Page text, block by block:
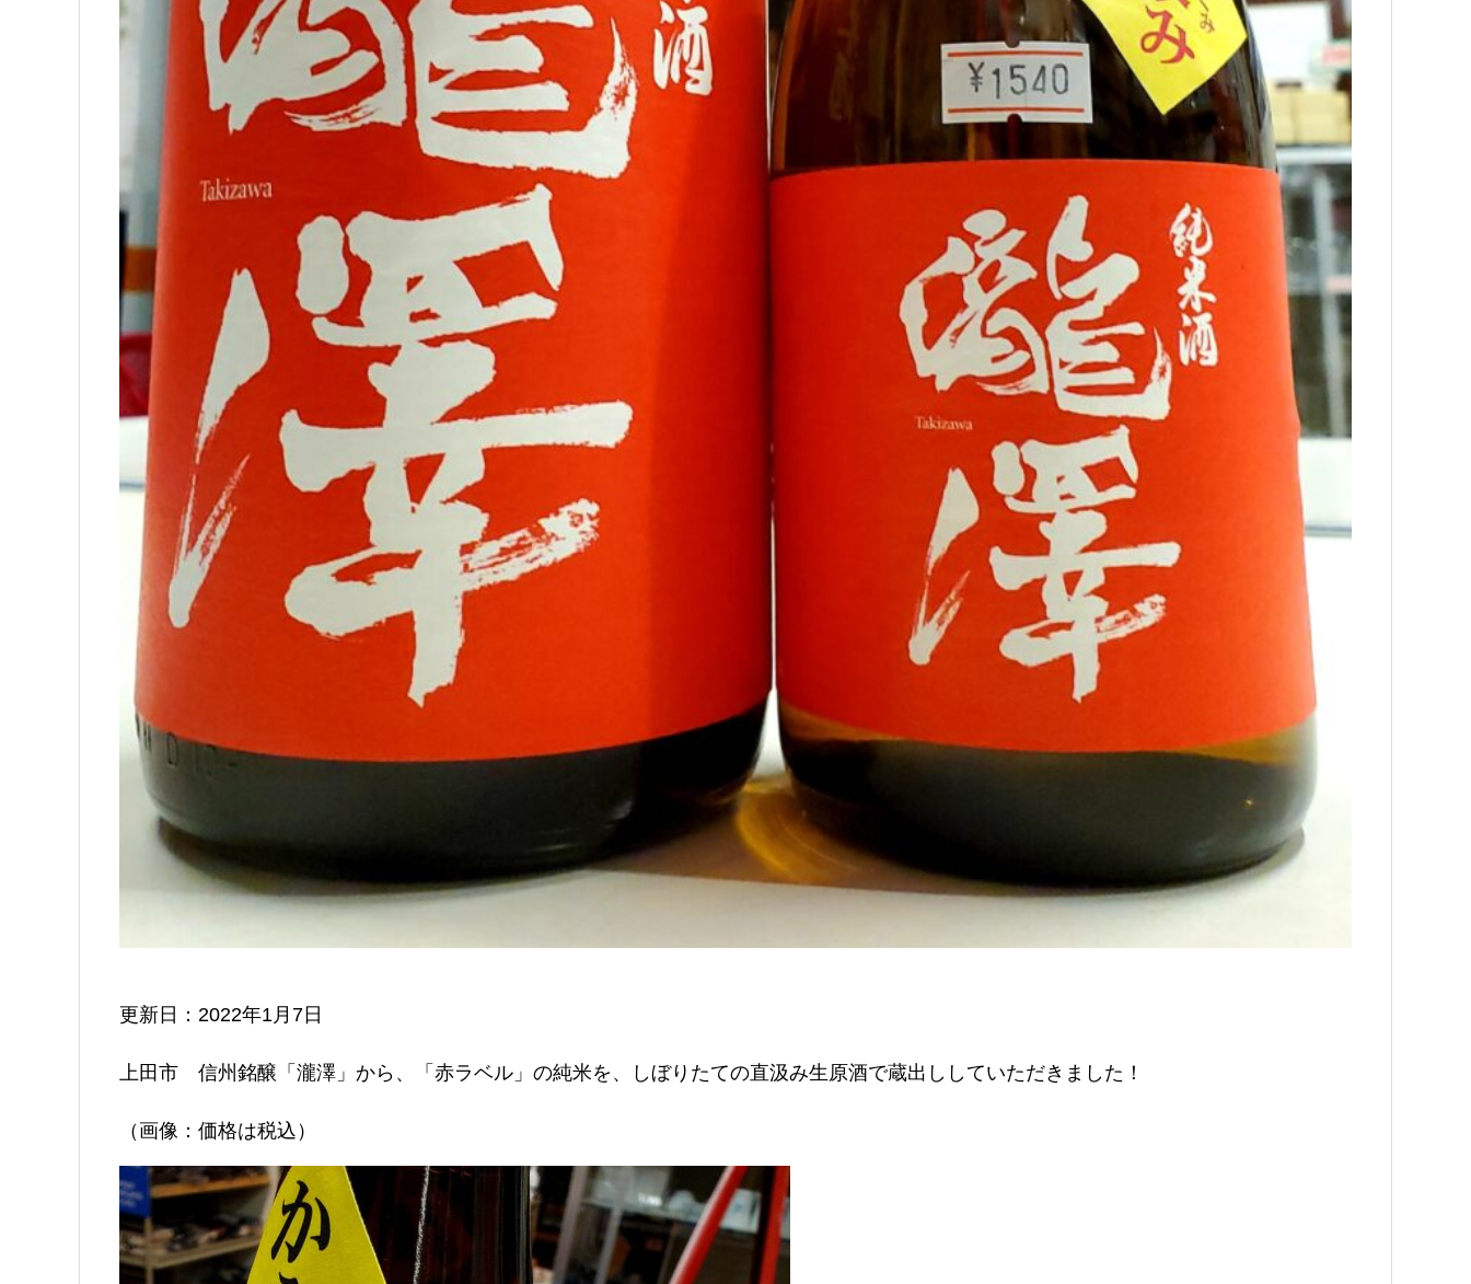
更新日：2022年1月7日
上田市 信州銘醸「瀧澤」から、「赤ラベル」の純米を、しぼりたての直汲み生原酒で蔵出ししていただきました！
（画像：価格は税込）